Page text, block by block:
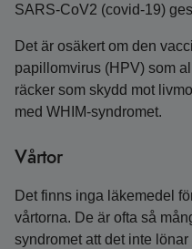
SARS-CoV2 (covid-19)
Det är osäkert om den
papillomvirus (HPV) som
räcker som skydd mot
med WHIM-syndromet.
Vårtor
Det finns inga läkemedel
vårtorna. De är ofta så
syndromet att det inte